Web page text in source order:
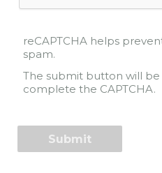
reCAPTCHA helps
spam.
The submit button will
complete the CAPTCHA.